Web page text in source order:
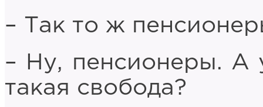
– Так то ж
– Ну, пенсионеры. А
такая свобода?